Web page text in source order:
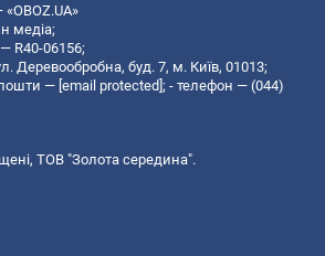
медіа;
R40-06156;
Деревообробна, буд. 7, м. Київ, 01013;
пошти — [email protected] ; - телефон — (044)
ТОВ "Золота середина".